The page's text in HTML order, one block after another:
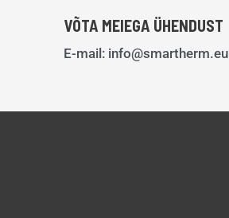
VÕTA MEIEGA ÜHENDUST
E-mail: info@smartherm.eu